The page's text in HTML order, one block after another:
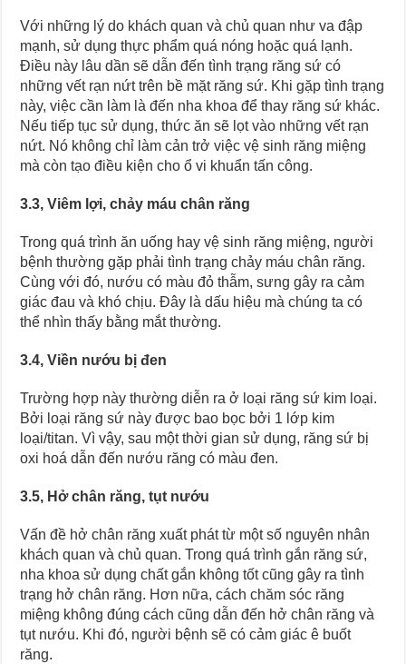
Với những lý do khách quan và chủ quan như va đập
mạnh, sử dụng thực phẩm quá nóng hoặc quá lạnh.
Điều này lâu dần sẽ dẫn đến tình trạng răng sứ có
những vết rạn nứt trên bề mặt răng sứ. Khi gặp tình trạng
này, việc cần làm là đến nha khoa để thay răng sứ khác.
Nếu tiếp tục sử dụng, thức ăn sẽ lọt vào những vết rạn
nứt. Nó không chỉ làm cản trở việc vệ sinh răng miệng
mà còn tạo điều kiện cho ổ vi khuẩn tấn công.
3.3, Viêm lợi, chảy máu chân răng
Trong quá trình ăn uống hay vệ sinh răng miệng, người
bệnh thường gặp phải tình trạng chảy máu chân răng.
Cùng với đó, nướu có màu đỏ thẫm, sưng gây ra cảm
giác đau và khó chịu. Đây là dấu hiệu mà chúng ta có
thể nhìn thấy bằng mắt thường.
3.4, Viền nướu bị đen
Trường hợp này thường diễn ra ở loại răng sứ kim loại.
Bởi loại răng sứ này được bao bọc bởi 1 lớp kim
loại/titan. Vì vậy, sau một thời gian sử dụng, răng sứ bị
oxi hoá dẫn đến nướu răng có màu đen.
3.5, Hở chân răng, tụt nướu
Vấn đề hở chân răng xuất phát từ một số nguyên nhân
khách quan và chủ quan. Trong quá trình gắn răng sứ,
nha khoa sử dụng chất gắn không tốt cũng gây ra tình
trạng hở chân răng. Hơn nữa, cách chăm sóc răng
miệng không đúng cách cũng dẫn đến hở chân răng và
tụt nướu. Khi đó, người bệnh sẽ có cảm giác ê buốt
răng.